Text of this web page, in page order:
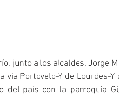
junto a los alcaldes, Jorge
Portovelo-Y de Lourdes-
del país con la parroquia